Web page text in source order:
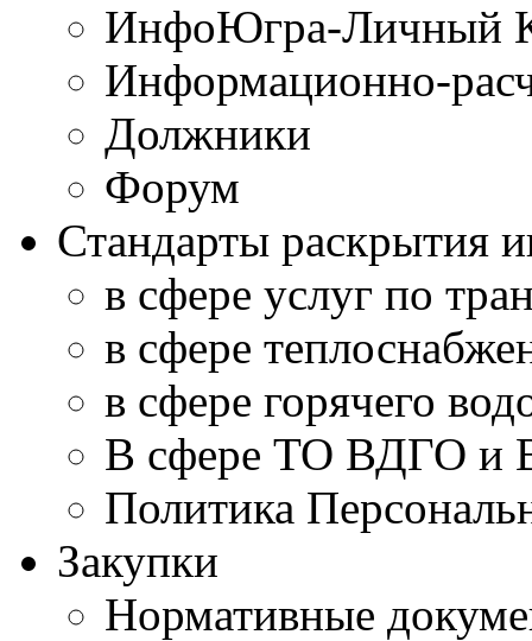
ИнфоЮгра-Личный
Информационно-
Должники
Форум
Стандарты раскрытия
в сфере услуг по
в сфере
в сфере горячего
В сфере ТО ВДГО и
Политика
Закупки
Нормативные